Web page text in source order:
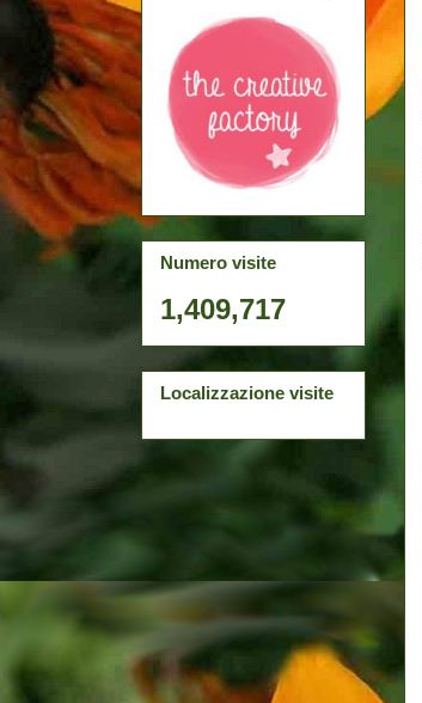
Numero visite
1,409,717
Localizzazione visite